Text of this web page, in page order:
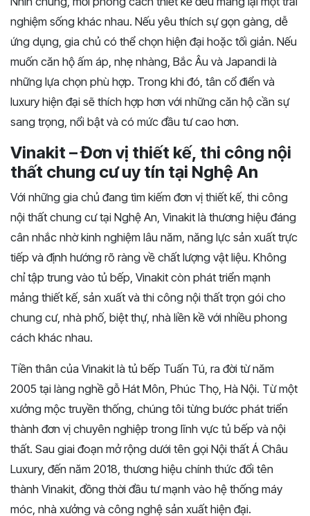
nghiệm sống khác nhau. Nếu yêu thích sự gọn gàng, dễ
ứng dụng, gia chủ có thể chọn hiện đại hoặc tối giản. Nếu
muốn căn hộ ấm áp, nhẹ nhàng, Bắc Âu và Japandi là
những lựa chọn phù hợp. Trong khi đó, tân cổ điển và
luxury hiện đại sẽ thích hợp hơn với những căn hộ cần sự
sang trọng, nổi bật và có mức đầu tư cao hơn.
Vinakit – Đơn vị thiết kế, thi công nội
thất chung cư uy tín tại Nghệ An
Với những gia chủ đang tìm kiếm đơn vị thiết kế, thi công
nội thất chung cư tại Nghệ An, Vinakit là thương hiệu đáng
cân nhắc nhờ kinh nghiệm lâu năm, năng lực sản xuất trực
tiếp và định hướng rõ ràng về chất lượng vật liệu. Không
chỉ tập trung vào tủ bếp, Vinakit còn phát triển mạnh
mảng thiết kế, sản xuất và thi công nội thất trọn gói cho
chung cư, nhà phố, biệt thự, nhà liền kề với nhiều phong
cách khác nhau.
Tiền thân của Vinakit là tủ bếp Tuấn Tú, ra đời từ năm
2005 tại làng nghề gỗ Hát Môn, Phúc Thọ, Hà Nội. Từ một
xưởng mộc truyền thống, chúng tôi từng bước phát triển
thành đơn vị chuyên nghiệp trong lĩnh vực tủ bếp và nội
thất. Sau giai đoạn mở rộng dưới tên gọi Nội thất Á Châu
Luxury, đến năm 2018, thương hiệu chính thức đổi tên
thành Vinakit, đồng thời đầu tư mạnh vào hệ thống máy
móc, nhà xưởng và công nghệ sản xuất hiện đại.